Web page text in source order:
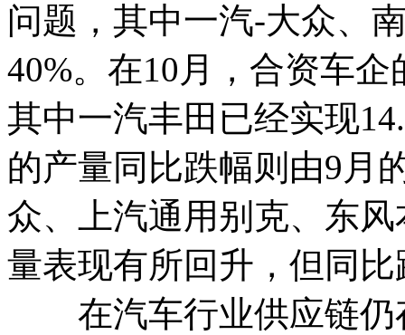
问题，其中一汽-大众、
40%。在10月，合资车
其中一汽丰田已经实现
的产量同比跌幅则由9月
众、上汽通用别克、东
量表现有所回升，但同
在汽车行业供应链仍